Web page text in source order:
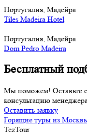
Португалия, Мадейра
Tiles Madeira Hotel
Португалия, Мадейра
Dom Pedro Madeira
Бесплатный
Мы поможем! Оставьте
консультацию
Оставить заявку
Горящие туры из
TezTour